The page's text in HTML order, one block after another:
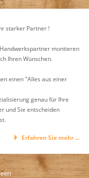
starker Partner !
montieren
Ihren Wünschen.
einen "Alles aus einer
genau für Ihre
und Sie entscheiden
Erfahren Sie mehr ...